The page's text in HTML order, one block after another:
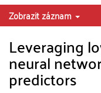
Zobrazit záznam
Leveraging
neural
predictors